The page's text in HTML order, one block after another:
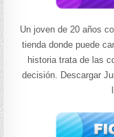
Un joven de 20 años
tienda donde puede
historia trata de las
decisión. Descargar